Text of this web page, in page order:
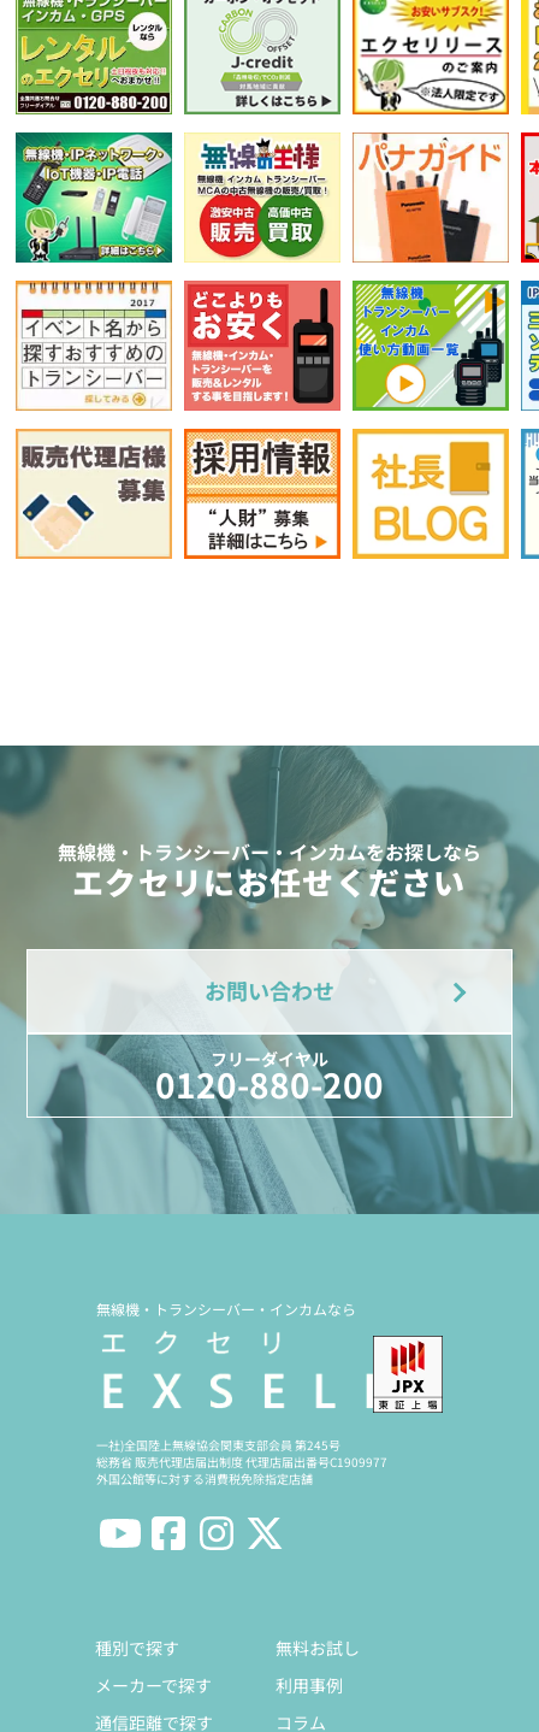
無線機・トランシーバー・インカムをお探しなら
エクセリにお任せください
お問い合わせ
フリーダイヤル
0120-880-200
無線機・トランシーバー・インカムなら
一社)全国陸上無線協会関東支部会員 第245号
総務省 販売代理店届出制度 代理店届出番号C1909977
外国公館等に対する消費税免除指定店舗
種別で探す
メーカーで探す
通信距離で探す
無料お試し
利用事例
コラム